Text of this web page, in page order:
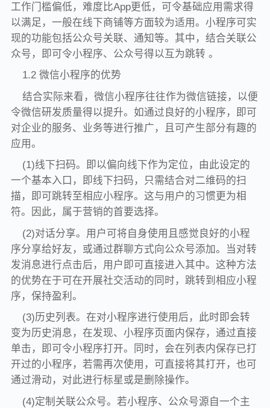
工作门槛偏低，难度比App更低，可令基础应用需求得
以满足，一般在线下商铺等方面较为适用。小程序可实
现的功能包括公众号关联、通知等。其中，结合关联公
众号，即可令小程序、公众号得以互为跳转 。
1.2 微信小程序的优势
结合实际来看，微信小程序往往作为微信链接，以便
令微信研发质量得以提升。如通过良好的小程序，即可
对企业的服务、业务等进行推广，且可产生部分有趣的
应用。
(1)线下扫码。即以偏向线下作为定位，由此设定的
一个基本入口，即线下扫码，只需结合对二维码的扫
描，即可跳转至相应小程序。这与用户的习惯更为相
符。因此，属于营销的首要选择。
(2)对话分享。用户可将自身使用且感觉良好的小程
序分享给好友，或通过群聊方式向公众号添加。当对转
发消息进行点击后，用户即可直接进入其中。这种方法
的优势在于可在开展社交活动的同时，跳转到相应小程
序，保持盈利。
(3)历史列表。在对小程序进行使用后，此时即会转
变为历史消息，在发现、小程序页面内保存，通过直接
单击，即可令小程序打开。同时，会在列表内保存已打
开过的小程序，若需再次使用，可直接将其打开，也可
通过滑动，对此进行标星或是删除操作。
(4)定制关联公众号。若小程序、公众号源自一个主